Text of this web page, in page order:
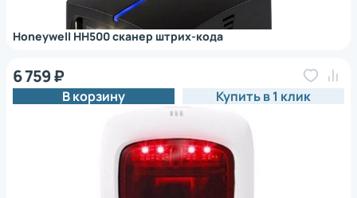
Honeywell HH500 сканер штрих-кода
6 759 ₽
В корзину Купить в 1 клик